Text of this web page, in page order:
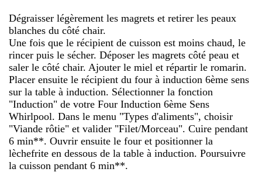
Dégraisser légèrement les magrets et retirer les peaux
blanches du côté chair.
Une fois que le récipient de cuisson est moins chaud, le
rincer puis le sécher. Déposer les magrets côté peau et
saler le côté chair. Ajouter le miel et répartir le romarin.
Placer ensuite le récipient du four à induction 6ème sens
sur la table à induction. Sélectionner la fonction
"Induction" de votre Four Induction 6ème Sens
Whirlpool. Dans le menu "Types d'aliments", choisir
"Viande rôtie" et valider "Filet/Morceau". Cuire pendant
6 min**. Ouvrir ensuite le four et positionner la
lèchefrite en dessous de la table à induction. Poursuivre
la cuisson pendant 6 min**.